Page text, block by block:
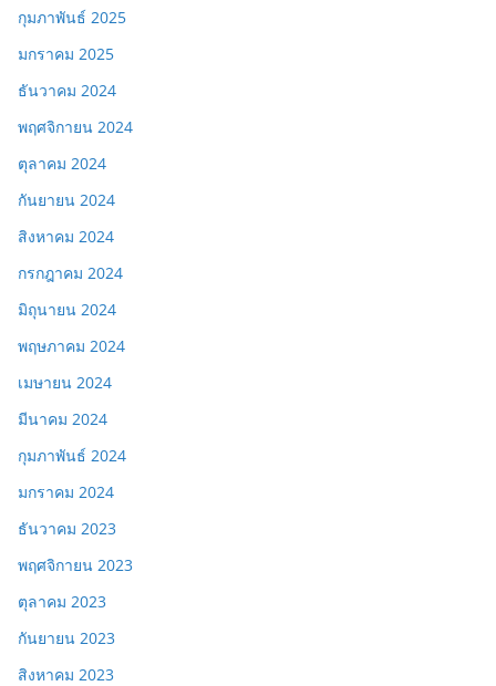
กุมภาพันธ์ 2025
มกราคม 2025
ธันวาคม 2024
พฤศจิกายน 2024
ตุลาคม 2024
กันยายน 2024
สิงหาคม 2024
กรกฎาคม 2024
มิถุนายน 2024
พฤษภาคม 2024
เมษายน 2024
มีนาคม 2024
กุมภาพันธ์ 2024
มกราคม 2024
ธันวาคม 2023
พฤศจิกายน 2023
ตุลาคม 2023
กันยายน 2023
สิงหาคม 2023